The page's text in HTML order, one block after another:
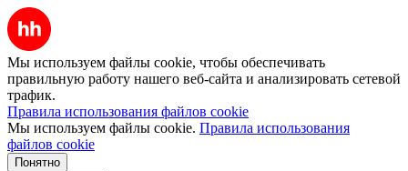
Мы используем файлы cookie, чтобы обеспечивать
правильную работу нашего веб-сайта и анализировать сетевой
трафик.
Правила использования файлов cookie
Мы используем файлы cookie. Правила использования
файлов cookie
Понятно